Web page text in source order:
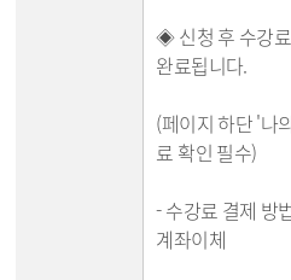
◈ 신청 후 수강
완료됩니다.
(페이지 하단 '나
료 확인 필수)
- 수강료 결제 방
계좌이체